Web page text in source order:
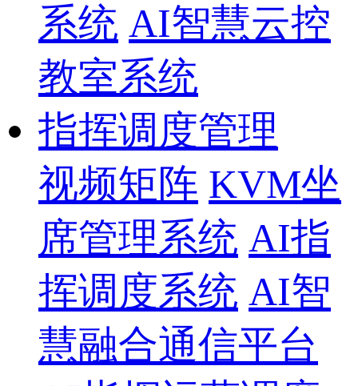
系统 AI智慧云控
教室系统
指挥调度管理
视频矩阵 KVM坐
席管理系统 AI指
挥调度系统 AI智
慧融合通信平台